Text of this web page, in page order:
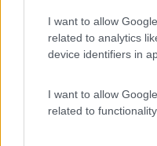
I want to allow
related to analytics
device identifiers in
I want to allow
related to
4255
Inserito il 19/10/2007 alle:
Aggiornamento sul mio
http://www.janboersma.nl/
è in grado di funzionare